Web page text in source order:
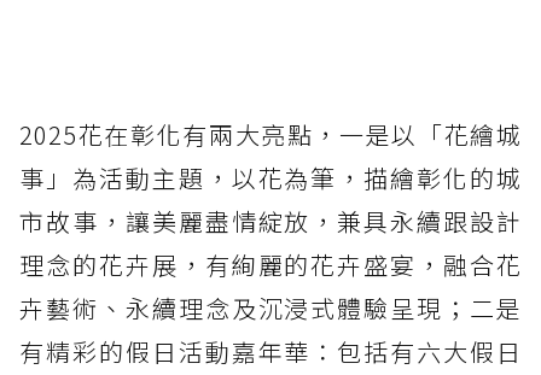
2025花在彰化有兩大亮點，一是以「花繪城
事」為活動主題，以花為筆，描繪彰化的城
市故事，讓美麗盡情綻放，兼具永續跟設計
理念的花卉展，有絢麗的花卉盛宴，融合花
卉藝術、永續理念及沉浸式體驗呈現；二是
有精彩的假日活動嘉年華：包括有六大假日